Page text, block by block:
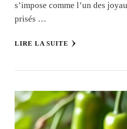
s’impose comme l’un des
prisés …
LIRE LA SUITE